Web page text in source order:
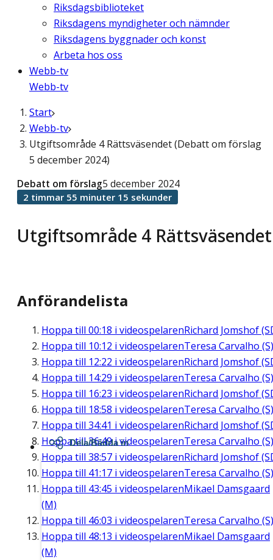
Riksdagsbiblioteket
Riksdagens myndigheter och nämnder
Riksdagens byggnader och konst
Arbeta hos oss
Webb-tv
Webb-tv
Start
Webb-tv
Utgiftsområde 4 Rättsväsendet (Debatt om förslag
5 december 2024)
Utgiftsområde 4 Rättsväsendet
Debatt om förslag5 december 2024
2 timmar 55 minuter 15 sekunder
Anförandelista
Hoppa till 00:18 i videospelarenRichard Jomshof
Hoppa till 10:12 i videospelarenTeresa Carvalho (S)
Hoppa till 12:22 i videospelarenRichard Jomshof
Hoppa till 14:29 i videospelarenTeresa Carvalho (S)
Hoppa till 16:23 i videospelarenRichard Jomshof
Hoppa till 18:58 i videospelarenTeresa Carvalho (S)
Hoppa till 34:41 i videospelarenRichard Jomshof
Hoppa till36:49i videospelarenTeresa Carvalho (S)
Hoppa till 38:57 i videospelarenRichard Jomshof
Hoppa till 41:17 i videospelarenTeresa Carvalho (S)
Hoppa till 43:45 i videospelarenMikael Damsgaard
(M)
Hoppa till 46:03 i videospelarenTeresa Carvalho (S)
Hoppa till 48:13 i videospelarenMikael Damsgaard
(M)
Dela/Bädda in